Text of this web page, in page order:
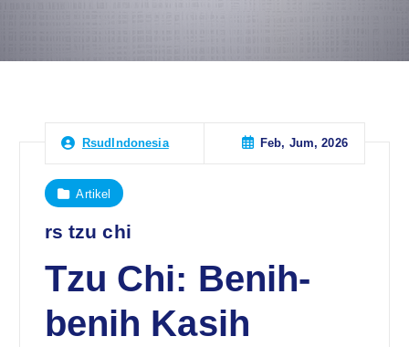
RsudIndonesia Feb, Jum, 2026
Artikel
rs tzu chi
Tzu Chi: Benih-
benih Kasih